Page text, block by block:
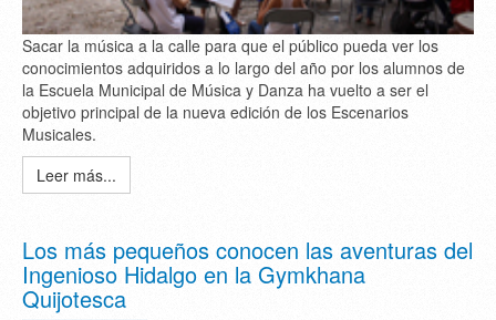
Sacar la música a la calle para que el público pueda ver los
conocimientos adquiridos a lo largo del año por los alumnos de
la Escuela Municipal de Música y Danza ha vuelto a ser el
objetivo principal de la nueva edición de los Escenarios
Musicales.
Leer más...
Los más pequeños conocen las aventuras del
Ingenioso Hidalgo en la Gymkhana
Quijotesca